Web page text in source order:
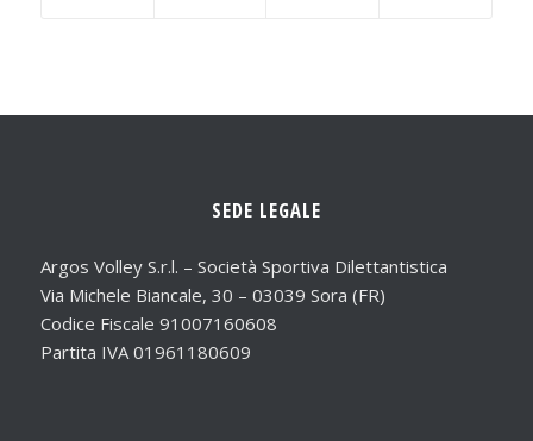
SEDE LEGALE
Argos Volley S.r.l. – Società Sportiva Dilettantistica
Via Michele Biancale, 30 – 03039 Sora (FR)
Codice Fiscale 91007160608
Partita IVA 01961180609